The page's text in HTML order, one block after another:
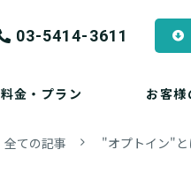
03-5414-3611
料金・プラン お客様
全ての記事 "オプトイン"と